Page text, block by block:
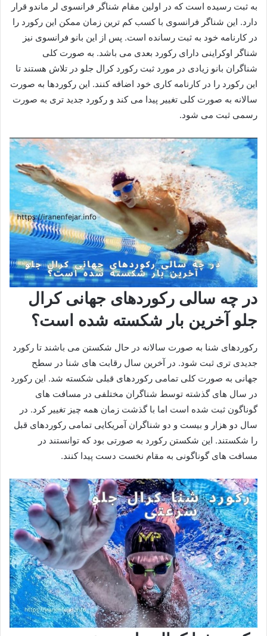
به ثبت رسیده است که در اولین مقام شناگر فرانسوی لر ماندو قرار
دارد. این شناگر فرانسوی با کسب کم ترین زمان ممکن این رکورد را
در کارنامه خود به ثبت رسانده است. پس از این بانو فرانسوی نیز
شناگر اوکراینی دارای رکورد بعدی می باشد. به صورت کلی
شناگران بانو زیادی در مورد ثبت رکورد کرال جلو در تلاش هستند تا
این رکورد را در کارنامه کاری خود اضافه کنند. این رکوردها به صورت
سالانه به صورت کلی تغییر پیدا می کند و رکورد جدید تری به صورت
رسمی ثبت می‌ شود.
در چه سالی رکوردهای جهانی کرال
جلو آخرین بار شکسته شده است؟
رکوردهای شنا به صورت سالانه در حال شکستن می باشند تا رکورد
جدیدی تری ثبت شود. در آخرین سال رقابت های شنا در سطح
جهانی به صورت کلی تمامی رکوردهای قبلی شکسته شد. این رکورد
در سال های گذشته توسط شناگران مختلفی در مسافت های
گوناگون ثبت شده است اما با گذشت زمان همه چیز تغییر کرد. در
سال دو هزار و بیست و دو شناگران آمریکایی تمامی رکوردهای قبل
را شکستند. این شکستن رکورد به صورتی بود که توانستند در
مسافت های گوناگونی به مقام نخست دست پیدا کنند.